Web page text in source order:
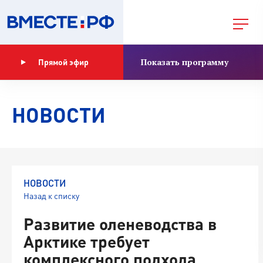
Прямой эфир Показать программу
НОВОСТИ
НОВОСТИ
Назад к списку
Развитие оленеводства в
Арктике требует
комплексного подхода,